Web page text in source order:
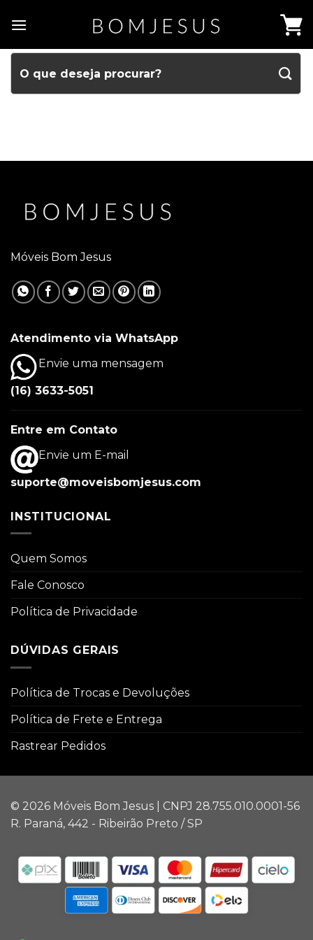
Móveis Bom Jesus
Atendimento via WhatsApp
Envie uma mensagem
(16) 3633-5051
Entre em Contato
Envie um E-mail
suporte@moveisbomjesus.com
INSTITUCIONAL
Quem Somos
Fale Conosco
Política de Privacidade
DÚVIDAS GERAIS
Política de Trocas e Devoluções
Política de Frete e Entrega
Rastrear Pedidos
© 2026 Móveis Bom Jesus | CNPJ 28.755.010.0001-56
R. Paraná, 442 - Ribeirão Preto / SP